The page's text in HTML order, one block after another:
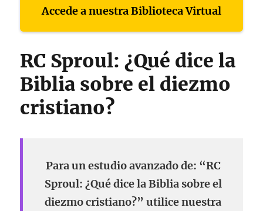
Accede a nuestra Biblioteca Virtual
RC Sproul: ¿Qué dice la
Biblia sobre el diezmo
cristiano?
Para un estudio avanzado de: “RC
Sproul: ¿Qué dice la Biblia sobre el
diezmo cristiano?” utilice nuestra